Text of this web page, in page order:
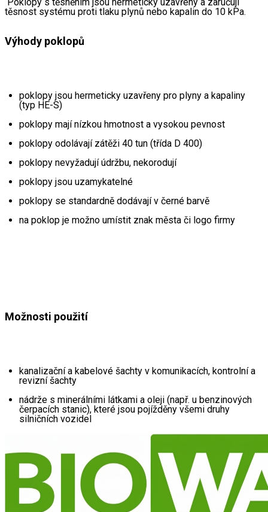
těsnost systému proti tlaku plynů nebo kapalin do 10 kPa.
Výhody poklopů
poklopy jsou hermeticky uzavřeny pro plyny a kapaliny
(typ HE-S)
poklopy mají nízkou hmotnost a vysokou pevnost
poklopy odolávají zátěži 40 tun (třída D 400)
poklopy nevyžadují údržbu, nekorodují
poklopy jsou uzamykatelné
poklopy se standardně dodávají v černé barvě
na poklop je možno umístit znak města či logo firmy
Možnosti použití
kanalizační a kabelové šachty v komunikacích, kontrolní a
revizní šachty
nádrže s minerálními látkami a oleji (např. u benzinových
čerpacích stanic), které jsou pojížděny všemi druhy
silničních vozidel